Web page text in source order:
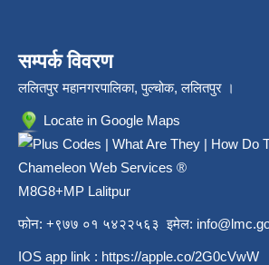
सम्पर्क विवरण
ललितपुर महानगरपालिका, पुल्चोक, ललितपुर ।
Locate in Google Maps
M8G8+MP Lalitpur
फोन: +९७७ ०१ ५४२२५६३ इमेल:
IOS app link : https://apple.co/2G0cVwW